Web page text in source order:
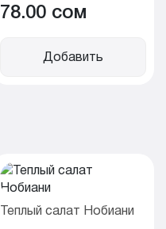
78.00 cом
Добавить
Теплый салат Нобиани